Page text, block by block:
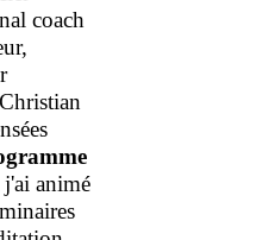
coach
j'ai animé